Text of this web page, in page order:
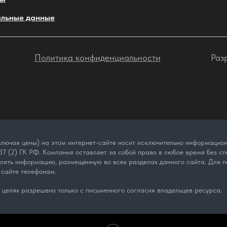
Политика конфиденциальности
цены) на этом интернет-сайте носит исключительно
(2) ГК РФ. Компания оставляет за собой право в любое время без
информацию, размещенную во всех разделах данного сайта. Для
телефонам.
разрешено только с письменного согласия владельцев ресурса.
данные